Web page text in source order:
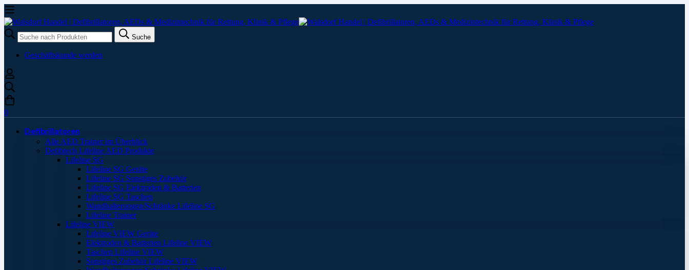
Suche
nach:
Suche
Geschäftskunde werden
0
Defibrillatoren
Alle AED Trainer im Überblick
Defibtech Lifeline AED Produkte
Lifeline SG
Lifeline SG Geräte
Lifeline SG Sonstiges Zubehör
Lifeline SG Elektroden & Batterien
Lifeline SG Taschen
Wandhalterungen/Schränke Lifeline SG
Lifeline Trainer
Lifeline VIEW
Lifeline VIEW Geräte
Elektroden & Batterien Lifeline VIEW
Taschen Lifeline VIEW
Sonstiges Zubehör Lifeline VIEW